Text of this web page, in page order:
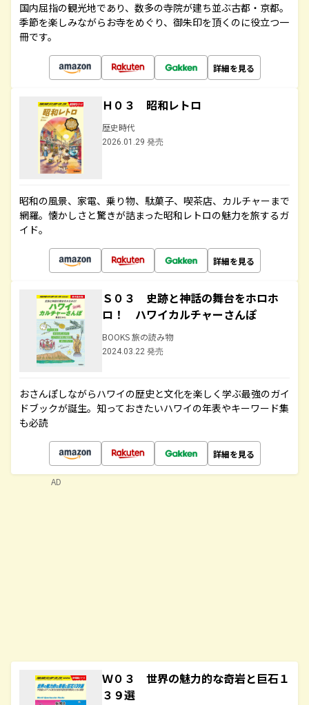
国内屈指の観光地であり、数多の寺院が建ち並ぶ古都・京都。
季節を楽しみながらお寺をめぐり、御朱印を頂くのに役立つ一
冊です。
詳細を見る
Ｈ０３ 昭和レトロ
歴史時代
2026.01.29 発売
昭和の風景、家電、乗り物、駄菓子、喫茶店、カルチャーまで
網羅。懐かしさと驚きが詰まった昭和レトロの魅力を旅するガ
イド。
詳細を見る
Ｓ０３ 史跡と神話の舞台をホロホ
ロ！ ハワイカルチャーさんぽ
BOOKS 旅の読み物
2024.03.22 発売
おさんぽしながらハワイの歴史と文化を楽しく学ぶ最強のガイ
ドブックが誕生。知っておきたいハワイの年表やキーワード集
も必読
詳細を見る
Ｗ０３ 世界の魅力的な奇岩と巨石１
３９選
AD